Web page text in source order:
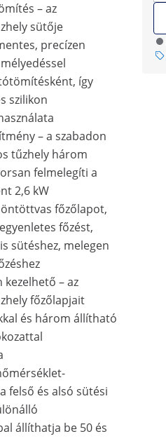
– az
sütője
precízen
így
szilikon
– a szabadon
tűzhely három
felmelegíti a
2,6 kW
főzőlapot,
főzést,
sütéshez, melegen
kezelhető – az
főzőlapjait
és három állítható
felső és alsó sütési
állíthatja be 50 és